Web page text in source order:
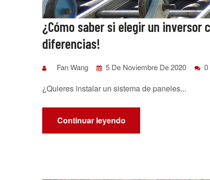
¿Cómo saber si elegir un inversor
diferencias!
Fan Wang 5 De Noviembre De 2020 0
¿Quieres instalar un sistema de paneles...
Continuar leyendo